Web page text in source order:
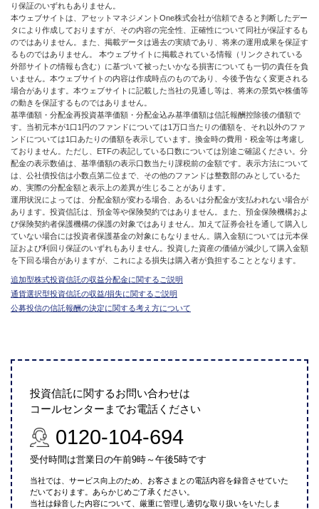
り保証のいずれもありません。
本ウェブサイトは、アセットマネジメントOne株式会社が信頼できると判断したデー
タにより作成しておりますが、その内容の完全性、正確性について同社が保証するも
のではありません。また、掲載データは過去の実績であり、将来の運用成果を保証す
るものではありません。 本ウェブサイトに掲載されている情報（リンクされている
外部サイトの情報も含む）に基づいて被ったいかなる損害についても一切の責任を負
いません。本ウェブサイトの内容は作成時点のものであり、今後予告なく変更される
場合があります。本ウェブサイトに記載した当社の見通し等は、将来の景気や株価等
の動きを保証するものではありません。
基準価額・分配金再投資基準価額・分配金込み基準価額は信託報酬控除後の価額で
す。当初元本が1口1円のファンドについては1万口当たりの価額を、それ以外のファ
ンドについては1口あたりの価額を表示しています。換金時の費用・税金等は考慮し
ておりません。ただし、ETFの表記している口数については別途ご確認ください。分
配金の表示数値は、基準価額の表示口数当たり課税前の金額です。表示方法について
は、公社債投信は小数点第二位まで、その他のファンドは整数部のみとしているた
め、実際の分配金額と表示上の差異が生じることがあります。
運用状況によっては、分配金額が変わる場合、あるいは分配金が支払われない場合が
あります。投資信託は、預金等や保険契約ではありません。また、預金保険機構およ
び保険契約者保護機構の保護の対象ではありません。加えて証券会社を通して購入し
ていない場合には投資者保護基金の対象にもなりません。購入金額については元本保
証および利回り保証のいずれもありません。投資した資産の価値が減少して購入金額
を下回る場合がありますが、これによる損失は購入者が負担することとなります。
追加型株式投資信託の収益分配金に関するご説明
通貨選択型投資信託の収益/損失に関するご説明
公募投信の信託報酬の決定に関する考え方について
投資信託に関するお問い合わせは
コールセンターまでお電話ください
0120-104-694
受付時間は営業日の午前9時～午後5時です
当社では、サービス向上のため、お客さまとの電話内容を録音させていた
だいております。あらかじめご了承ください。
当社は録音した内容について、厳重に管理し適切な取り扱いをいたしま